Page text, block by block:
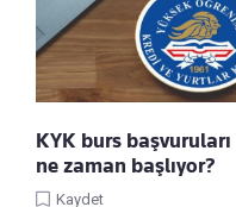
KYK burs başvuruları
ne zaman başlıyor?
Kaydet